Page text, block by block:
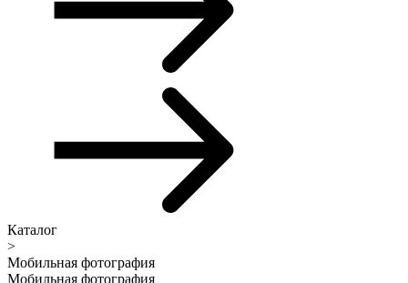
Каталог
>
Мобильная фотография
Мобильная фотография